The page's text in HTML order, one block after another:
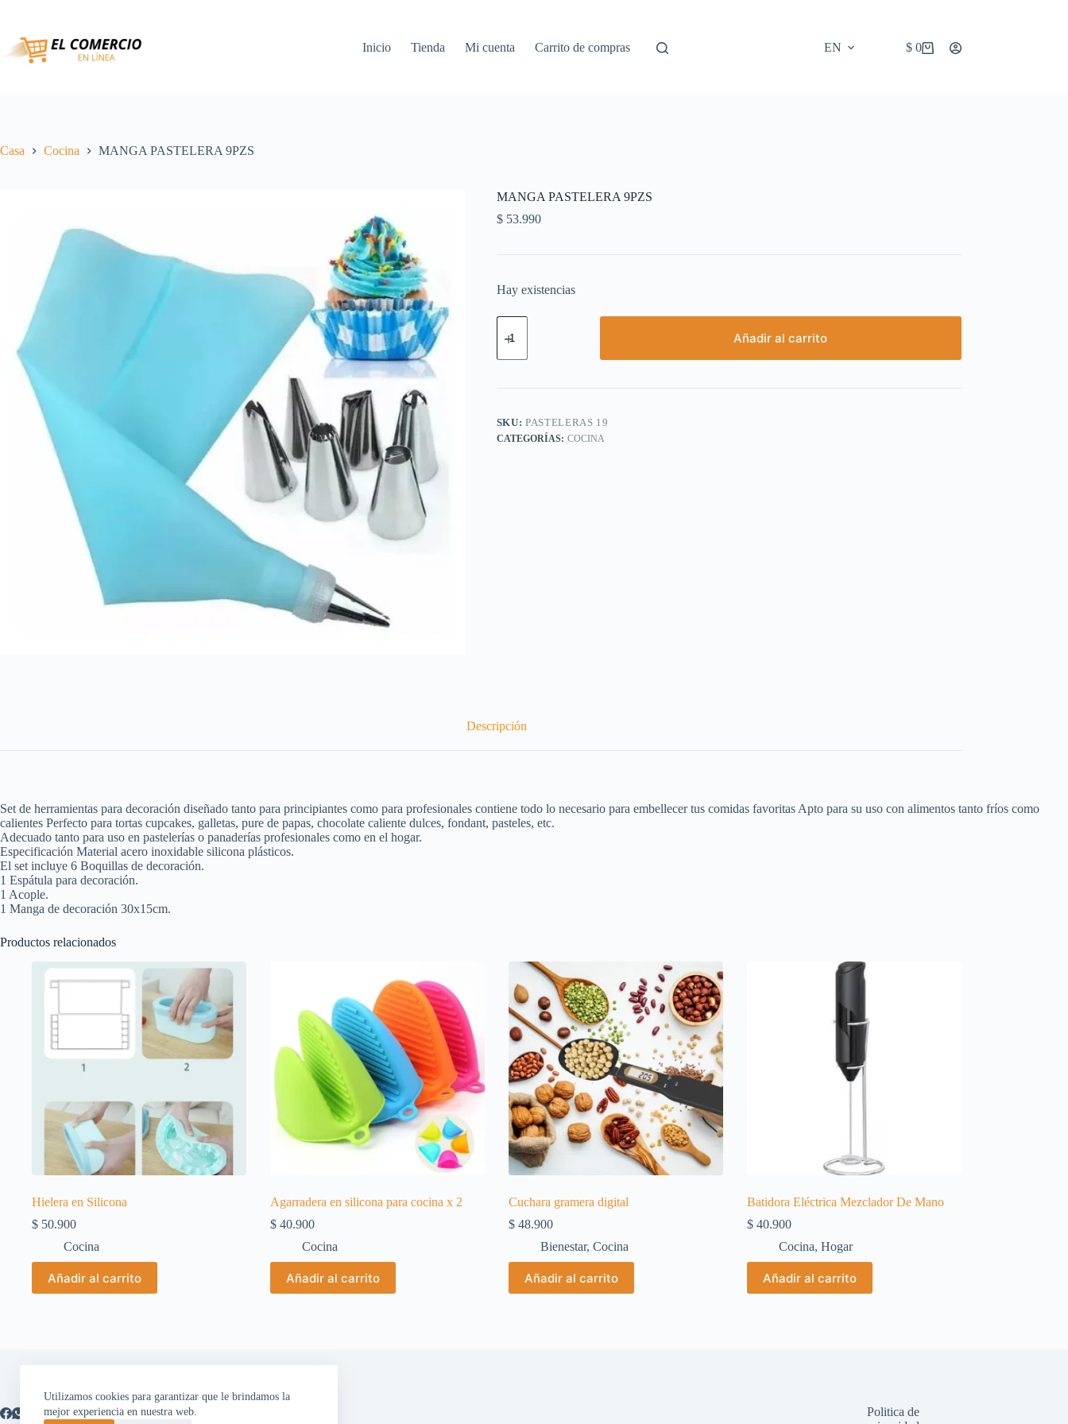
contenido
Utilizamos cookies para garantizar que le brindamos la
mejor experiencia en nuestra web.
Inicio Tienda Mi cuenta Carrito de compras EN
Carrito
$0
Casa Cocina MANGA PASTELERA 9PZS
MANGA PASTELERA 9PZS
$53.990
Hay existencias
MANGA
PASTELERA
cantidad
Añadir al carrito
SKU:PASTELERAS 19
COCINA
Descripción
Set de herramientas para decoración diseñado tanto para principiantes como para profesionales contiene todo lo necesario para embellecer tus comidas favoritas Apto para su uso con alimentos tanto fríos como
calientes Perfecto para tortas cupcakes, galletas, pure de papas, chocolate caliente dulces, fondant, pasteles, etc.
Adecuado tanto para uso en pastelerías o panaderías profesionales como en el hogar.
Especificación Material acero inoxidable silicona plásticos.
El set incluye 6 Boquillas de decoración.
1 Espátula para decoración.
1 Acople.
1 Manga de decoración 30x15cm.
Productos relacionados
Hielera en Silicona
$ 50.900
Cocina
Añadir al carrito
Agarradera en silicona para cocina x 2
$40.900
Cocina
Añadir al carrito
Cuchara gramera digital
$48.900
Bienestar, Cocina
Añadir al carrito
Batidora Eléctrica Mezclador De Mano
$40.900
Cocina, Hogar
Añadir al carrito
Politica de